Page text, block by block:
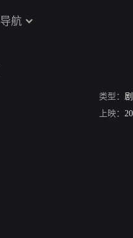
导航
类型：
上映：